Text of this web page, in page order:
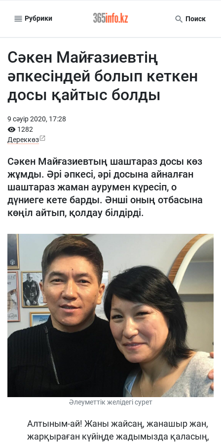
Рубрики Поиск
Сәкен Майғазиевтің
әпкесіндей болып кеткен
досы қайтыс болды
9 сәуiр 2020, 17:28
1282
Дереккөз
Сәкен Майғазиевтың шаштараз досы көз
жұмды. Әрі әпкесі, әрі досына айналған
шаштараз жаман аурумен күресіп, о
дүниеге кете барды. Әнші оның отбасына
көңіл айтып, қолдау білдірді.
Әлеуметтік желідегі сурет
Алтыным-ай! Жаны жайсаң, жанашыр жан,
жарқыраған күйіңде жадымызда қаласың,